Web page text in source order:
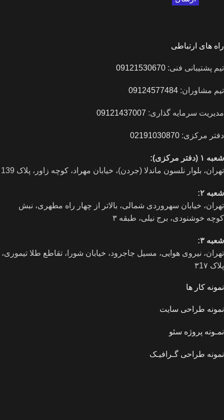
راه های ارتباطی
تیم پشتیبانی فنی: 09121530670
تیم مشاوران: 09124577484
مدیریت سرمایه گذاری: 09121437007
دفتر مرکزی: 02191030870
شعبه ۱ (دفتر مرکزی):
تهران، بلوار نلسون ماندلا (جردن)، خیابان مهراد، کوچه زاور، پلاک 139
شعبه ۲:
تهران، خيابان سهروردی شمالی، بالاتر از چهار راه مطهری، نبش
کوچه خوشنودی، برج نیلی، طبقه ۳
شعبه ۳:
تهران، نیروی هوایی، مسیل جاجرود، خیابان شورا، تقاطع طلا تیموری،
پلاک ۳1۷
نمونه کار ها
نمونه طراحی سایت
نمـونه پروژه سئو
نمونه طراحی گـرافیـک